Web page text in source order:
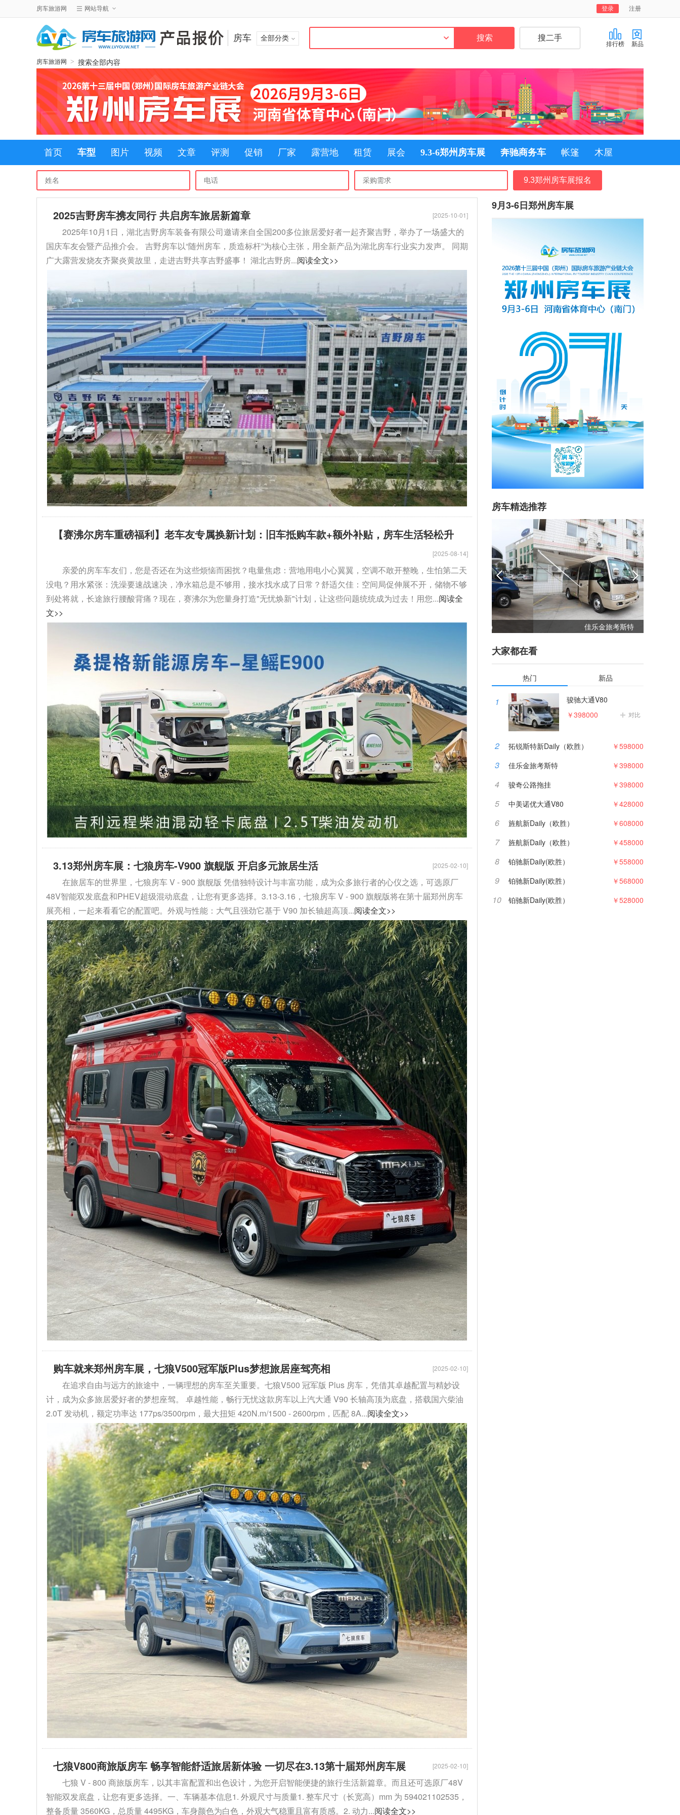
注册
登录
房车旅游网 网站导航
排行榜 新品
房车 全部分类
房车旅游网 > 搜索全部内容
首页 车型 图片 视频 文章 评测 促销 厂家 露营地 租赁 展会 9.3-6郑州房车展 奔驰商务车 帐篷 木屋
9.3郑州房车展报名
2025吉野房车携友同行 共启房车旅居新篇章 [2025-10-01]
2025年10月1日，湖北吉野房车装备有限公司邀请来自全国200多位旅居爱好者一起齐聚吉野，举办了一场盛大的
国庆车友会暨产品推介会。 吉野房车以“随州房车，质造标杆”为核心主张，用全新产品为湖北房车行业实力发声。 同期
广大露营发烧友齐聚炎黄故里，走进吉野共享吉野盛事！ 湖北吉野房...阅读全文>>
【赛沸尔房车重磅福利】老车友专属换新计划：旧车抵购车款+额外补贴，房车生活轻松升
[2025-08-14]
亲爱的房车车友们，您是否还在为这些烦恼而困扰？电量焦虑：营地用电小心翼翼，空调不敢开整晚，生怕第二天
没电？用水紧张：洗澡要速战速决，净水箱总是不够用，接水找水成了日常？舒适欠佳：空间局促伸展不开，储物不够
到处将就，长途旅行腰酸背痛？现在，赛沸尔为您量身打造"无忧焕新"计划，让这些问题统统成为过去！用您...阅读全
文>>
3.13郑州房车展：七狼房车-V900 旗舰版 开启多元旅居生活 [2025-02-10]
在旅居车的世界里，七狼房车 V - 900 旗舰版 凭借独特设计与丰富功能，成为众多旅行者的心仪之选，可选原厂
48V智能双发底盘和PHEV超级混动底盘，让您有更多选择。3.13-3.16，七狼房车 V - 900 旗舰版将在第十届郑州房车
展亮相，一起来看看它的配置吧。外观与性能：大气且强劲它基于 V90 加长轴超高顶...阅读全文>>
购车就来郑州房车展，七狼V500冠军版Plus梦想旅居座驾亮相 [2025-02-10]
在追求自由与远方的旅途中，一辆理想的房车至关重要。七狼V500 冠军版 Plus 房车，凭借其卓越配置与精妙设
计，成为众多旅居爱好者的梦想座驾。 卓越性能，畅行无忧这款房车以上汽大通 V90 长轴高顶为底盘，搭载国六柴油
2.0T 发动机，额定功率达 177ps/3500rpm，最大扭矩 420N.m/1500 - 2600rpm，匹配 8A...阅读全文>>
七狼V800商旅版房车 畅享智能舒适旅居新体验 一切尽在3.13第十届郑州房车展 [2025-02-10]
七狼 V - 800 商旅版房车，以其丰富配置和出色设计，为您开启智能便捷的旅行生活新篇章。而且还可选原厂48V
智能双发底盘，让您有更多选择。一、车辆基本信息1. 外观尺寸与质量1. 整车尺寸（长宽高）mm 为 594021102535，
整备质量 3560KG，总质量 4495KG，车身颜色为白色，外观大气稳重且富有质感。2. 动力...阅读全文>>
9月3-6日郑州房车展
房车精选推荐
佳乐金旅考斯特
大家都在看
热门 新品
1 骏驰大通V80
对比
￥398000
2 拓锐斯特新Daily（欧胜） ￥598000
3 佳乐金旅考斯特 ￥398000
4 骏奇公路拖挂 ￥398000
5 中美诺优大通V80 ￥428000
6 旌航新Daily（欧胜） ￥608000
7 旌航新Daily（欧胜） ￥458000
8 铂驰新Daily(欧胜） ￥558000
9 铂驰新Daily(欧胜） ￥568000
10 铂驰新Daily(欧胜） ￥528000